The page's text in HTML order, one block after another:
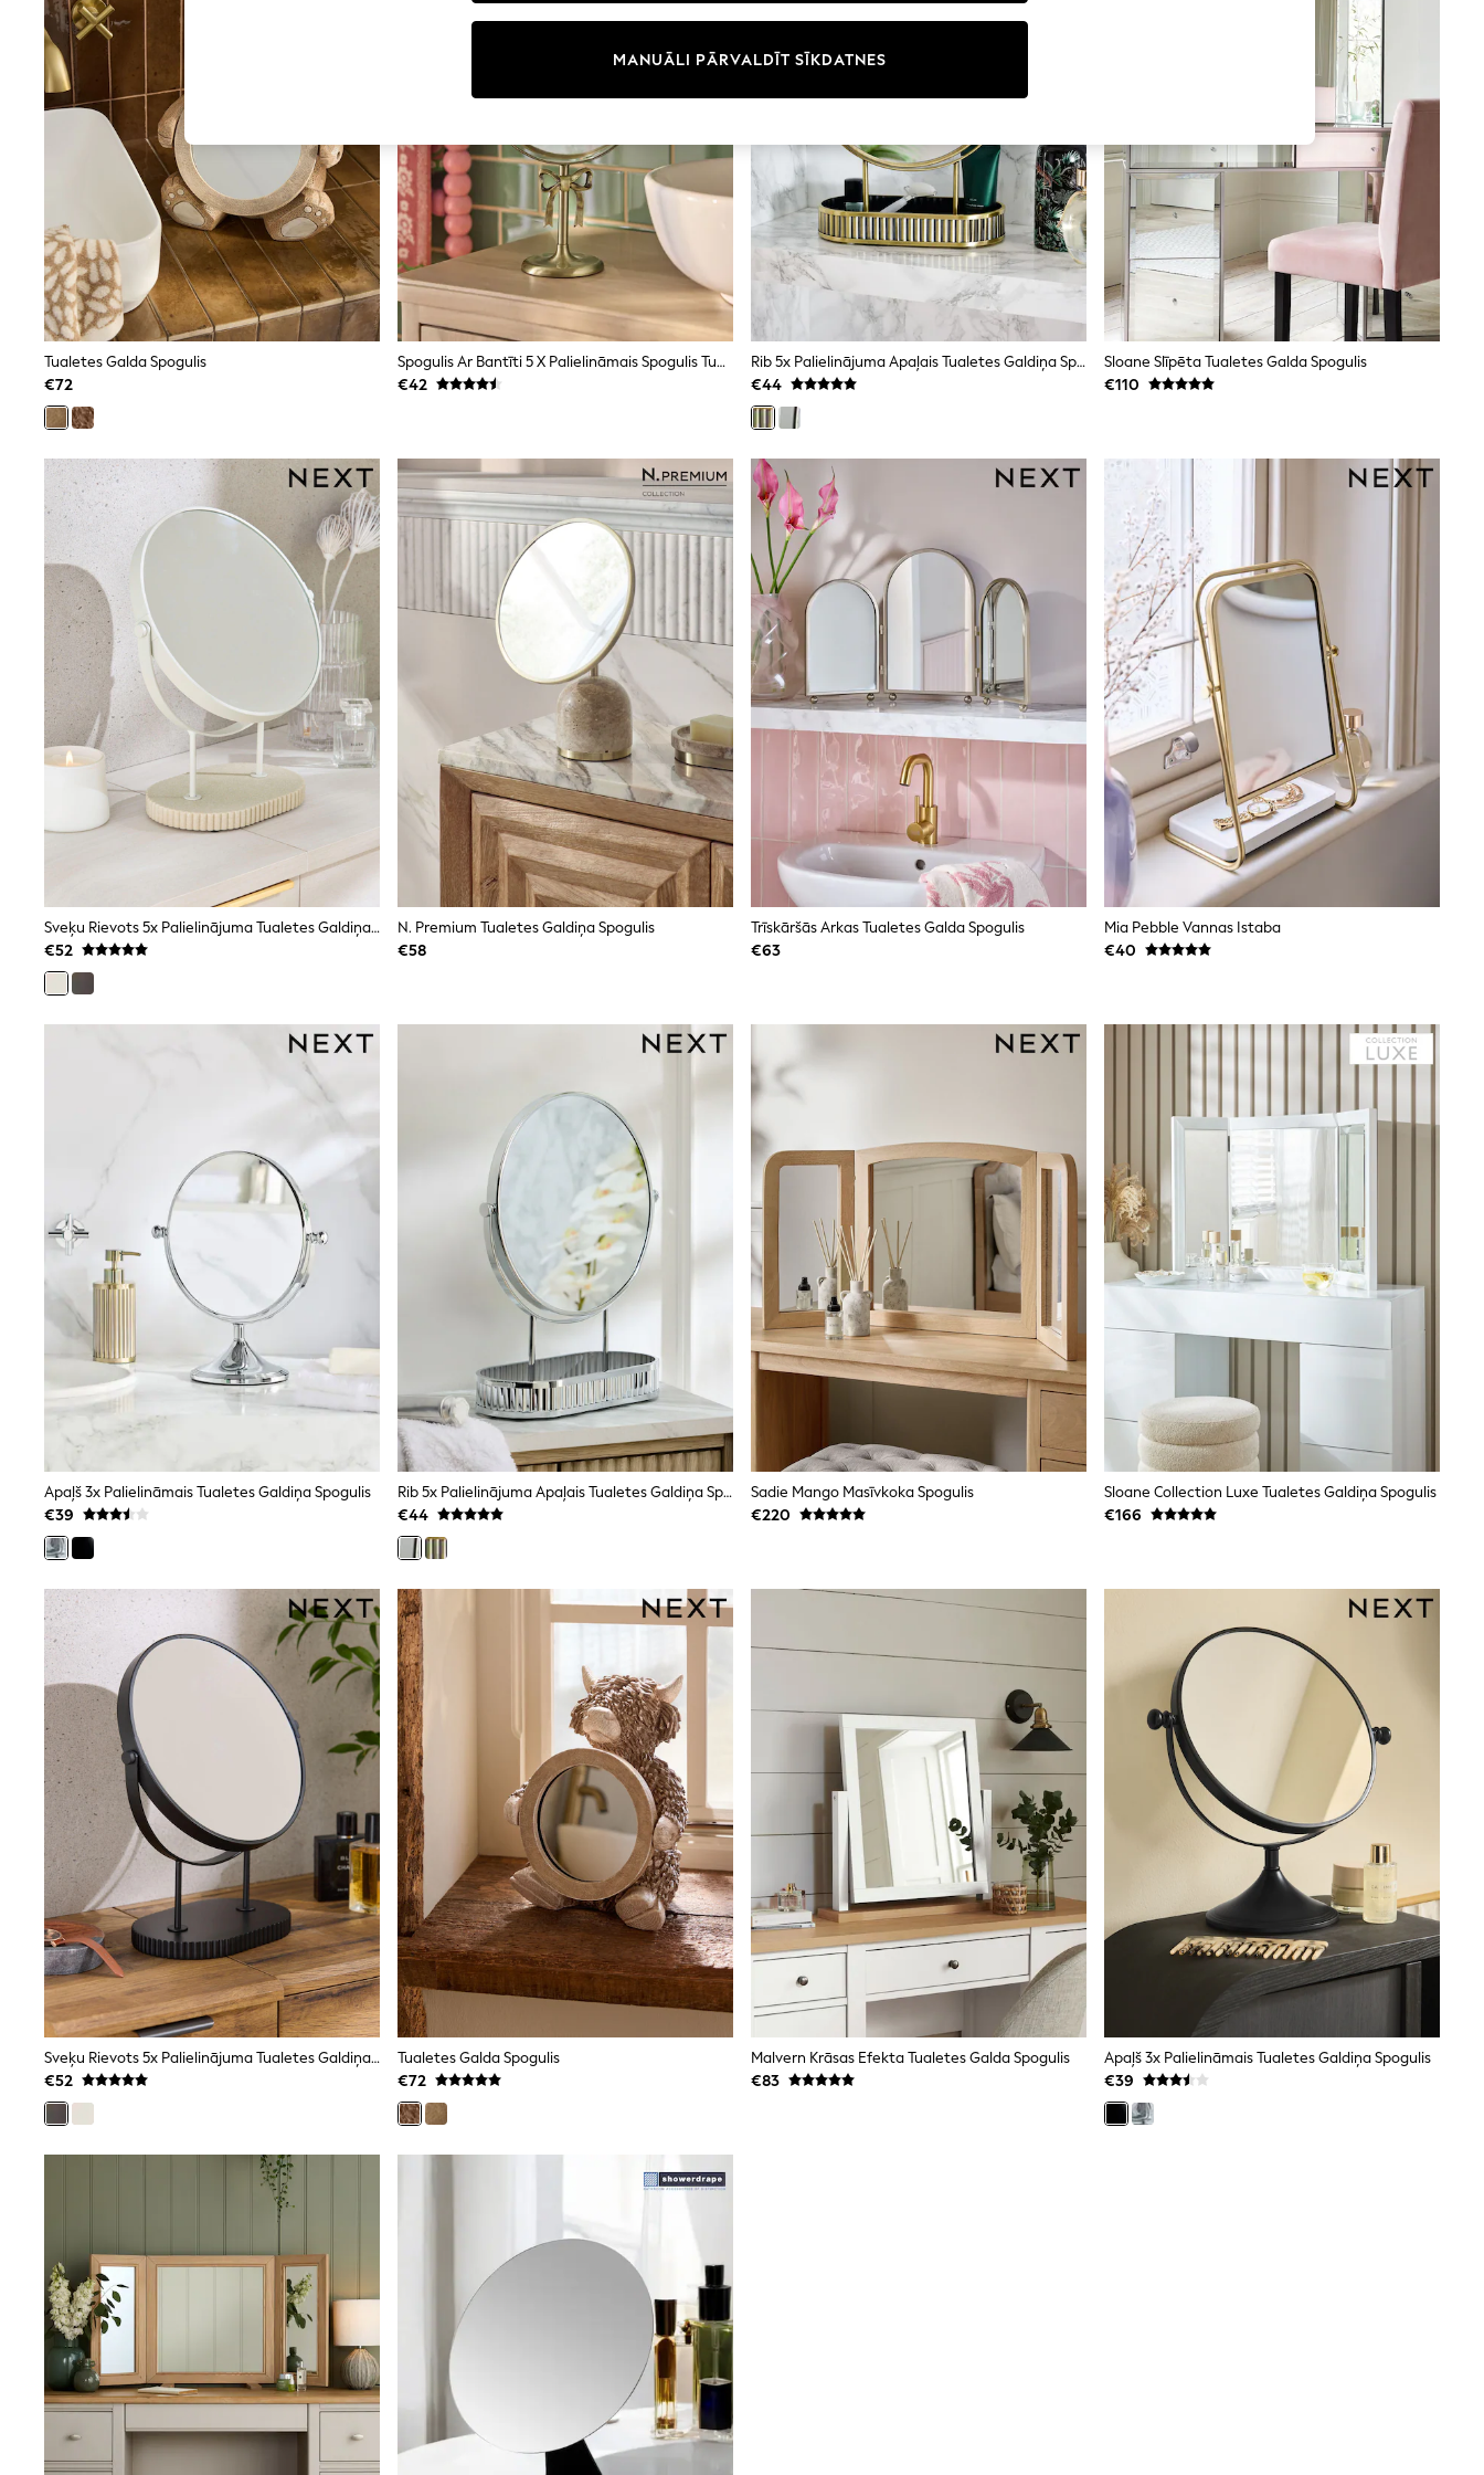
Shorts
Joggers
adidas
Nike
All Girls Schoolwear
Shoes
Dresses
Trousers
Polo Shirts
Sweatshirts
Cardigans
Coats & Jackets
Underwear
Socks & Tights
Multipacks
Trainers & Pumps
Swimwear
Leggings
Shorts
Joggers
adidas
Nike
Shop All
Shoes
Coats & Jackets
Bags & Accessories
Shirts
Polo Shirts
Shop all
Shoes
Coats & Jackets
Bags
Polo Shirts
Blue
Black
Red
All Branded Schoolwear
adidas
Nike
Hype
Start Rite
Drink Bottles
Stationery
Jumpers
Polo Shirts
T-Shirts
Blouses
Shirts
Polo Shirts
HOLIDAY SHOP
Women's Holiday Shop
All Swimwear
Bags & Accessories
Beach Dresses & Kaftans
Dresses
Flip Flops
Sliders
Linen Collection
Sandals
Shorts
Trousers
Sun Hats & Caps
Tops & T-Shirts
Sunglasses
Men's Holiday Shop
All Swimwear
Accessories
Bags & Luggage
Footwear
Hats
Linen Collection
Loafers
Polo Shirts
Sandals & Flipflops
Shirts
Shorts
Sunglasses
T-Shirts
Vests
Boys Holiday Shop
All swimwear
Ponchos & Toweling sets
Sun Hats & Caps
Sunglasses
Sunsafe Swimwear
Swimshorts
Tops & T-Shirts
Girls Holiday Shop
All swimwear
Beach Dresses & Kaftans
Dresses
Sun Hats & Caps
Jumpsuits & Playsuits
Rash Vests
Tualetes Galda Spogulis
€72
Spogulis Ar Bantīti 5 X Palielināmais Spogulis Tualetes Galdiņam
€42
Rib 5x Palielinājuma Apaļais Tualetes Galdiņa Spogulis
€44
Sloane Slīpēta Tualetes Galda Spogulis
€110
Sveķu Rievots 5x Palielinājuma Tualetes Galdiņa Spogulis
€52
N. Premium Tualetes Galdiņa Spogulis
€58
Trīskāršās Arkas Tualetes Galda Spogulis
€63
Mia Pebble Vannas Istaba
€40
Apaļš 3x Palielināmais Tualetes Galdiņa Spogulis
€39
Rib 5x Palielinājuma Apaļais Tualetes Galdiņa Spogulis
€44
Sadie Mango Masīvkoka Spogulis
€220
Sloane Collection Luxe Tualetes Galdiņa Spogulis
€166
Sveķu Rievots 5x Palielinājuma Tualetes Galdiņa Spogulis
€52
Tualetes Galda Spogulis
€72
Malvern Krāsas Efekta Tualetes Galda Spogulis
€83
Apaļš 3x Palielināmais Tualetes Galdiņa Spogulis
€39
MANUĀLI PĀRVALDĪT SĪKDATNES